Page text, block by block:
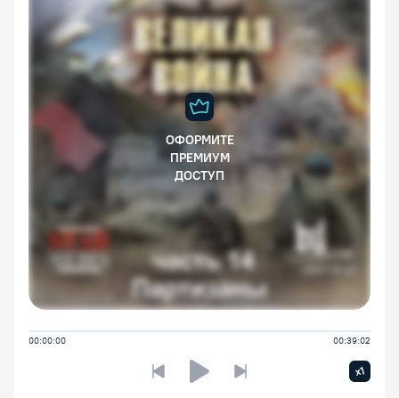
ОФОРМИТЕ
ПРЕМИУМ
ДОСТУП
00:00:00 00:39:02
Предыдущая лекция
x1